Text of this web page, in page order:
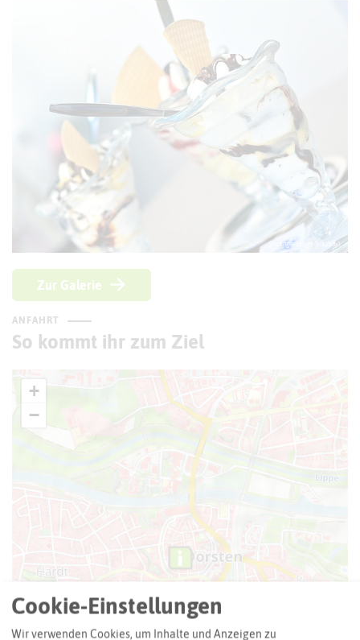
© congerdesign (pixabay)
Zur Galerie
ANFAHRT
So kommt ihr zum Ziel
+
−
Cookie-Einstellungen
Wir verwenden Cookies, um Inhalte und Anzeigen zu